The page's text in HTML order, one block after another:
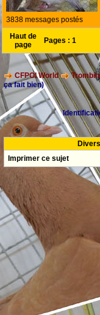
3838 messages postés
Haut de
page
Pages : 1
CFPOI World
ça fait bien)
Divers
Imprimer ce sujet